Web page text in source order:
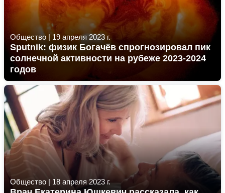
Общество | 19 апреля 2023 г.
Sputnik: физик Богачёв спрогнозировал пик
солнечной активности на рубеже 2023-2024
годов
Общество | 18 апреля 2023 г.